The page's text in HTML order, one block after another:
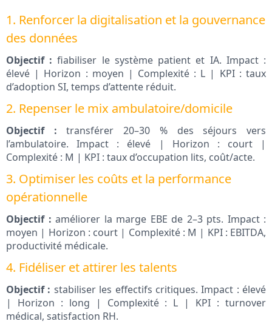
1. Renforcer la digitalisation et la gouvernance
des données
Objectif : fiabiliser le système patient et IA. Impact :
élevé | Horizon : moyen | Complexité : L | KPI : taux
d’adoption SI, temps d’attente réduit.
2. Repenser le mix ambulatoire/domicile
Objectif : transférer 20–30 % des séjours vers
l’ambulatoire. Impact : élevé | Horizon : court |
Complexité : M | KPI : taux d’occupation lits, coût/acte.
3. Optimiser les coûts et la performance
opérationnelle
Objectif : améliorer la marge EBE de 2–3 pts. Impact :
moyen | Horizon : court | Complexité : M | KPI : EBITDA,
productivité médicale.
4. Fidéliser et attirer les talents
Objectif : stabiliser les effectifs critiques. Impact : élevé
| Horizon : long | Complexité : L | KPI : turnover
médical, satisfaction RH.